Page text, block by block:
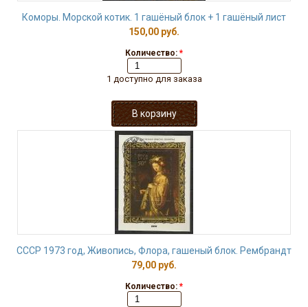
Коморы. Морской котик. 1 гашёный блок + 1 гашёный лист
150,00 руб.
Количество: *
1 доступно для заказа
СССР 1973 год, Живопись, Флора, гашеный блок. Рембрандт
79,00 руб.
Количество: *